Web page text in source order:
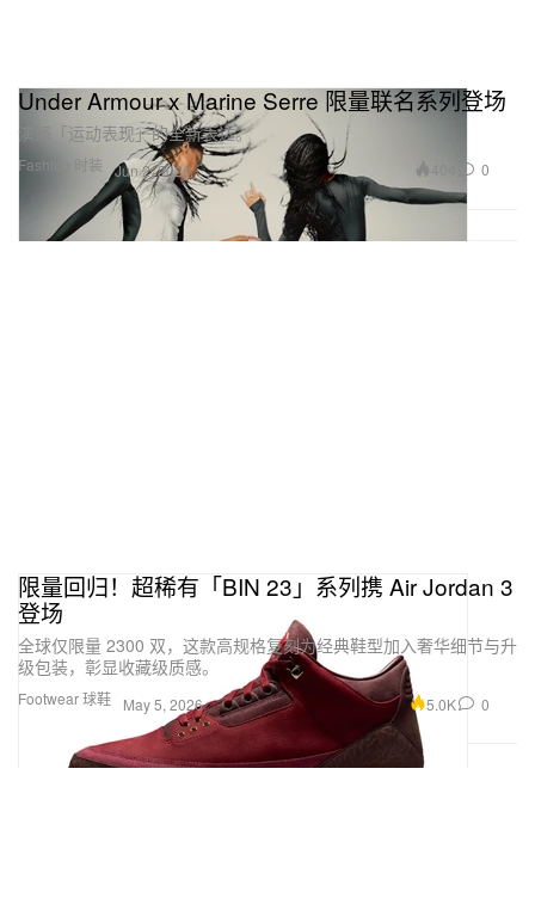
Fashion 时装
Under Armour x Marine Serre 限量联名系列登场
演绎「运动表现」的全新表达。
Jun 2, 2026 0
Footwear 球鞋
限量回归！超稀有「BIN 23」系列携 Air Jordan 3
登场
全球仅限量 2300 双，这款高规格复刻为经典鞋型加入奢华细节与升
级包装，彰显收藏级质感。
May 5, 2026 5.0K 0